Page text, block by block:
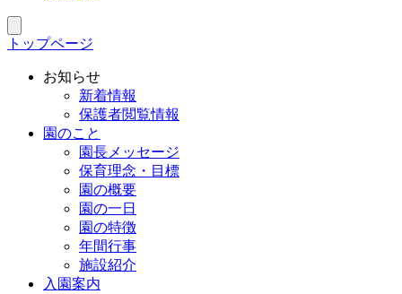
トップページ
お知らせ
新着情報
保護者閲覧情報
園のこと
園長メッセージ
保育理念・目標
園の概要
園の一日
園の特徴
年間行事
施設紹介
入園案内